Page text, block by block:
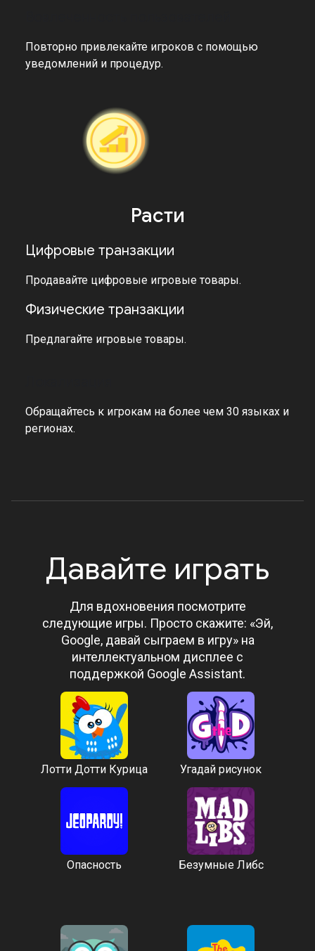
Повторно привлекайте игроков с помощью
уведомлений и процедур.
Расти
Цифровые транзакции
Продавайте цифровые игровые товары.
Физические транзакции
Предлагайте игровые товары.
Обращайтесь к игрокам на более чем 30 языках и
регионах.
Давайте играть
Для вдохновения посмотрите
следующие игры. Просто скажите: «Эй,
Google, давай сыграем в игру» на
интеллектуальном дисплее с
поддержкой Google Assistant.
Лотти Дотти Курица Угадай рисунок
Опасность Безумные Либс